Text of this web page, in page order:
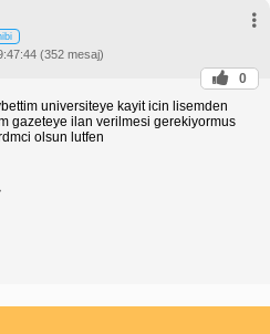
(352 mesaj)
0
universiteye kayit icin lisemden
gazeteye ilan verilmesi gerekiyormus
olsun lutfen